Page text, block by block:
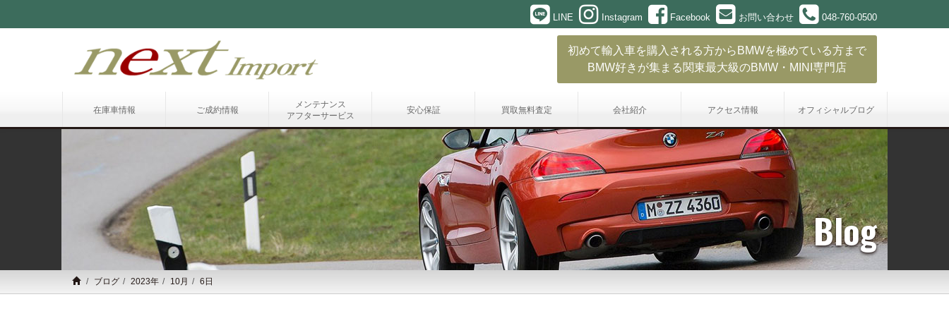
LINE Instagram Facebook お問い合わせ 048-760-0500
初めて輸入車を購入される方からBMWを極めている方まで
BMW好きが集まる関東最大級のBMW・MINI専門店
在庫車情報 ご成約情報
メンテナンス
アフターサービス
安心保証 買取無料査定 会社紹介 アクセス情報 オフィシャルブログ
Blog
ブログ 2023年 10月 6日